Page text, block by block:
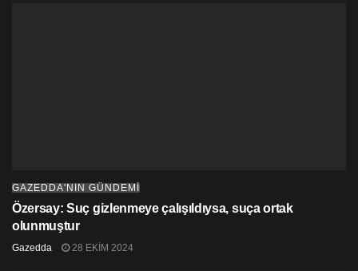
GAZEDDA'NIN GÜNDEMİ
Özersay: Suç gizlenmeye çalışıldıysa, suça ortak
olunmuştur
Gazedda 28 EKIM 2024